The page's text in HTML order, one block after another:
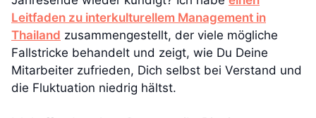
Leitfaden zu interkulturellem Management in
Thailand zusammengestellt, der viele mögliche
Fallstricke behandelt und zeigt, wie Du Deine
Mitarbeiter zufrieden, Dich selbst bei Verstand und
die Fluktuation niedrig hältst.